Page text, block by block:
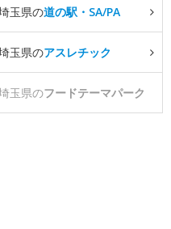
玉県の道の駅・SA/PA
玉県のアスレチック
玉県のフードテーマパーク